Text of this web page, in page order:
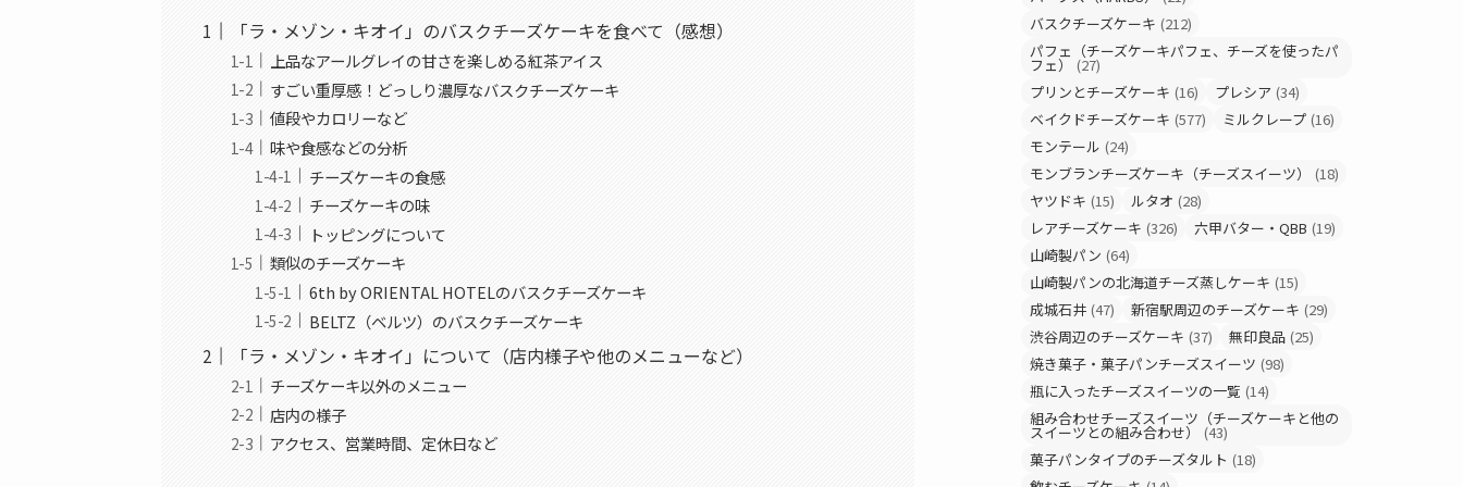
「ラ・メゾン・キオイ」のバスクチーズケーキを食べて（感想）
上品なアールグレイの甘さを楽しめる紅茶アイス
すごい重厚感！どっしり濃厚なバスクチーズケーキ
値段やカロリーなど
味や食感などの分析
チーズケーキの食感
チーズケーキの味
トッピングについて
類似のチーズケーキ
6th by ORIENTAL HOTELのバスクチーズケーキ
BELTZ（ベルツ）のバスクチーズケーキ
「ラ・メゾン・キオイ」について（店内様子や他のメニューなど）
チーズケーキ以外のメニュー
店内の様子
アクセス、営業時間、定休日など
バスクチーズケーキ (212)
パフェ（チーズケーキパフェ、チーズを使ったパ
フェ） (27)
プリンとチーズケーキ (16) プレシア (34)
ベイクドチーズケーキ (577) ミルクレープ (16)
モンテール (24)
モンブランチーズケーキ（チーズスイーツ）
(18)
ヤツドキ (15) ルタオ (28)
レアチーズケーキ (326) 六甲バター・QBB (19)
山崎製パン (64)
山崎製パンの北海道チーズ蒸しケーキ (15)
成城石井 (47) 新宿駅周辺のチーズケーキ (29)
渋谷周辺のチーズケーキ (37) 無印良品 (25)
焼き菓子・菓子パンチーズスイーツ (98)
瓶に入ったチーズスイーツの一覧 (14)
組み合わせチーズスイーツ（チーズケーキと他の
スイーツとの組み合わせ）
(43)
菓子パンタイプのチーズタルト (18)